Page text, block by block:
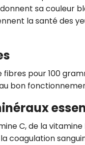
sa couleur
la santé des
pour 100
bon
C, de la
coagulation